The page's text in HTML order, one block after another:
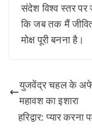
संदेश विश्व स्तर पर
कि जब तक मैं
मोक्ष पूरी बनना है।
युजवेंद्र चहल के
महावश का इशारा
हरिद्वार: प्यार